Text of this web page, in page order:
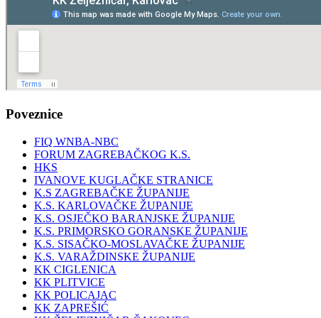
Poveznice
FIQ WNBA-NBC
FORUM ZAGREBAČKOG K.S.
HKS
IVANOVE KUGLAČKE STRANICE
K.S ZAGREBAČKE ŽUPANIJE
K.S. KARLOVAČKE ŽUPANIJE
K.S. OSJEČKO BARANJSKE ŽUPANIJE
K.S. PRIMORSKO GORANSKE ŽUPANIJE
K.S. SISAČKO-MOSLAVAČKE ŽUPANIJE
K.S. VARAŽDINSKE ŽUPANIJE
KK CIGLENICA
KK PLITVICE
KK POLICAJAC
KK ZAPREŠIĆ